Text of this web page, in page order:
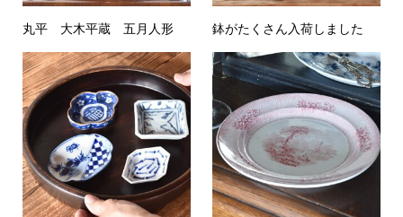
丸平 大木平蔵 五月人形 鉢がたくさん入荷しました